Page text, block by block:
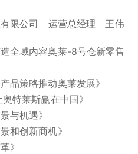
有限公司 运营总经理 王伟
全域内容奥莱-8号仓新零售
品策略推动奥莱发展》
特莱斯赢在中国》
与机遇》
和创新商机》
》